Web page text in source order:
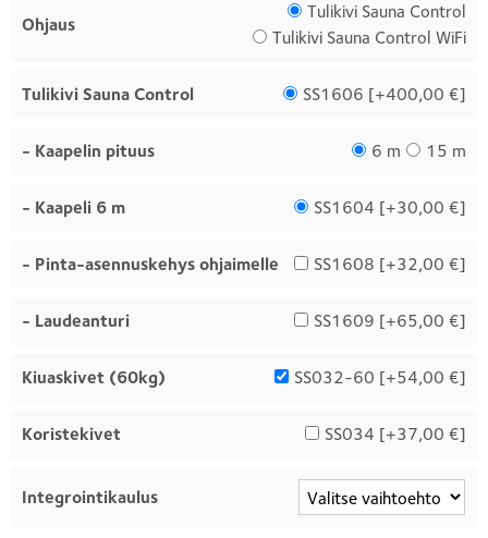
Ohjaus
Tulikivi Sauna Control
Tulikivi Sauna Control WiFi
Tulikivi Sauna Control SS1606 [+400,00 €]
- Kaapelin pituus 6 m 15 m
- Kaapeli 6 m SS1604 [+30,00 €]
- Pinta-asennuskehys ohjaimelle SS1608 [+32,00 €]
- Laudeanturi SS1609 [+65,00 €]
Kiuaskivet (60kg) SS032-60 [+54,00 €]
Koristekivet SS034 [+37,00 €]
Integrointikaulus